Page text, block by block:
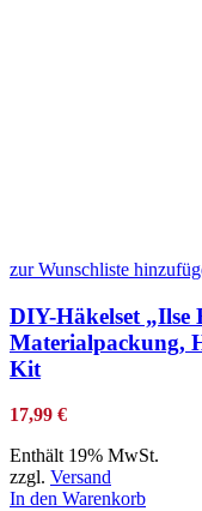
zur Wunschliste
DIY-Häkelset „Ilse
Materialpackung,
Kit
17,99 €
Enthält 19% MwSt.
zzgl. Versand
In den Warenkorb